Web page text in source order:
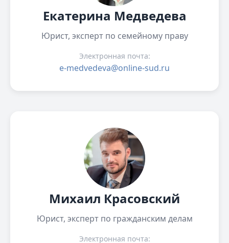
Екатерина Медведева
Юрист, эксперт по семейному праву
Электронная почта:
e-medvedeva@online-sud.ru
Михаил Красовский
Юрист, эксперт по гражданским делам
Электронная почта: